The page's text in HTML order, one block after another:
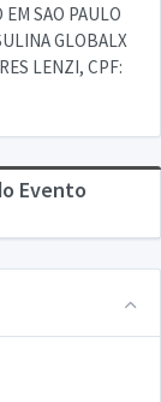
SAO PAULO
GLOBALX
LENZI, CPF:
Evento